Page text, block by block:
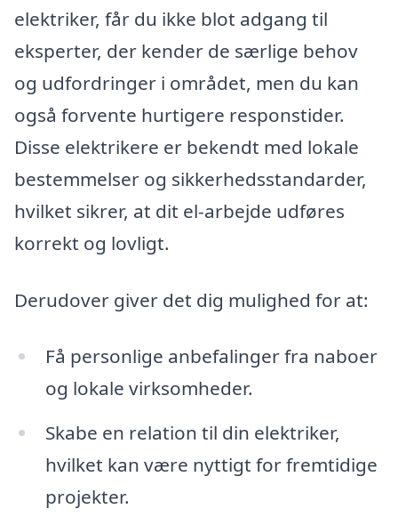
elektriker, får du ikke blot adgang til
eksperter, der kender de særlige behov
og udfordringer i området, men du kan
også forvente hurtigere responstider.
Disse elektrikere er bekendt med lokale
bestemmelser og sikkerhedsstandarder,
hvilket sikrer, at dit el-arbejde udføres
korrekt og lovligt.
Derudover giver det dig mulighed for at:
Få personlige anbefalinger fra naboer
og lokale virksomheder.
Skabe en relation til din elektriker,
hvilket kan være nyttigt for fremtidige
projekter.